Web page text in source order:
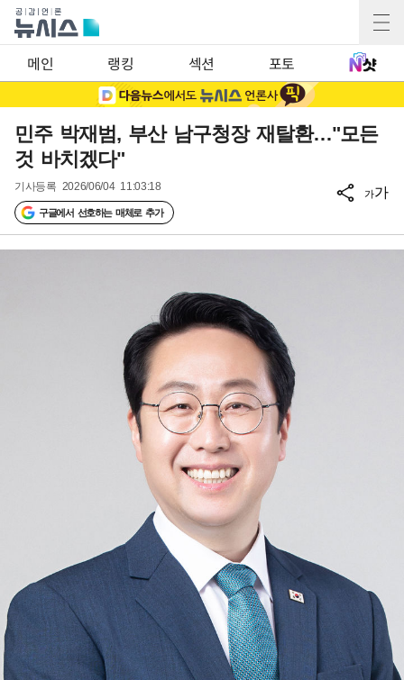
메인 랭킹 섹션 포토
민주 박재범, 부산 남구청장 재탈환…"모든
것 바치겠다"
기사등록 2026/06/04 11:03:18
구글에서 선호하는 매체로 추가
가가